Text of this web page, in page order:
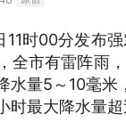
时00分发布
全市有雷阵雨
水量5～10毫
时最大降水量